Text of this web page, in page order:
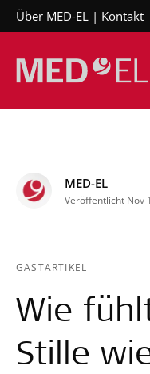
Über MED-EL Kontakt
MED-EL
Veröffentlicht Nov
GASTARTIKEL
Wie
Stille